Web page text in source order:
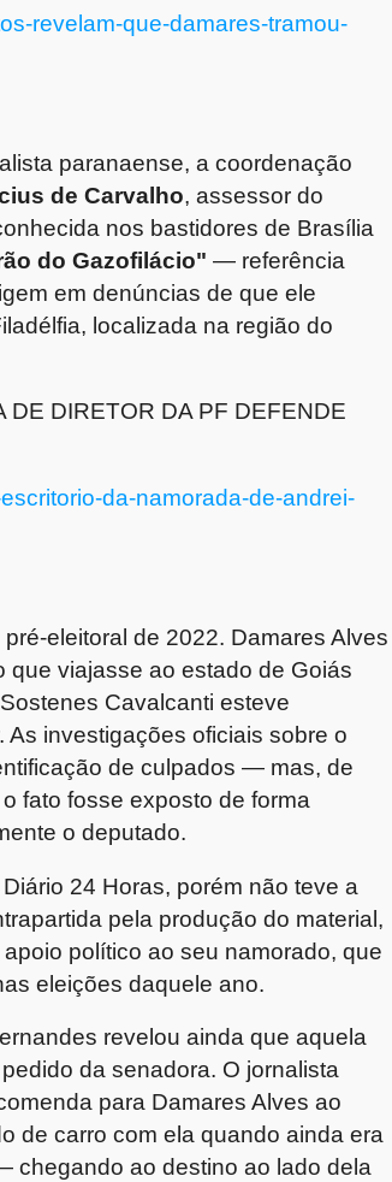
revelam-que-damares-tramou-
paranaense, a coordenação
de Carvalho, assessor do
nos bastidores de Brasília
do Gazofilácio" — referência
em denúncias de que ele
localizada na região do
DE DIRETOR DA PF DEFENDE
da-namorada-de-andrei-
eleitoral de 2022. Damares Alves
que viajasse ao estado de Goiás
Cavalcanti esteve
investigações oficiais sobre o
de culpados — mas, de
fato fosse exposto de forma
o deputado.
24 Horas, porém não teve a
pela produção do material,
político ao seu namorado, que
eleições daquele ano.
revelou ainda que aquela
da senadora. O jornalista
para Damares Alves ao
de carro com ela quando ainda era
chegando ao destino ao lado dela